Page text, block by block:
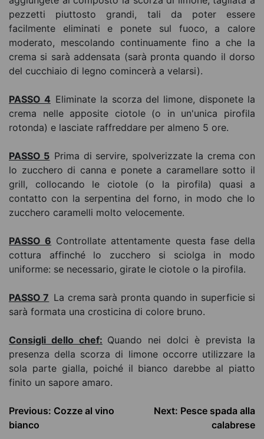
pezzetti piuttosto grandi, tali da poter essere
facilmente eliminati e ponete sul fuoco, a calore
moderato, mescolando continuamente fino a che la
crema si sarà addensata (sarà pronta quando il dorso
del cucchiaio di legno comincerà a velarsi).
PASSO 4 Eliminate la scorza del limone, disponete la
crema nelle apposite ciotole (o in un'unica pirofila
rotonda) e lasciate raffreddare per almeno 5 ore.
PASSO 5 Prima di servire, spolverizzate la crema con
lo zucchero di canna e ponete a caramellare sotto il
grill, collocando le ciotole (o la pirofila) quasi a
contatto con la serpentina del forno, in modo che lo
zucchero caramelli molto velocemente.
PASSO 6 Controllate attentamente questa fase della
cottura affinché lo zucchero si sciolga in modo
uniforme: se necessario, girate le ciotole o la pirofila.
PASSO 7 La crema sarà pronta quando in superficie si
sarà formata una crosticina di colore bruno.
Consigli dello chef: Quando nei dolci è prevista la
presenza della scorza di limone occorre utilizzare la
sola parte gialla, poiché il bianco darebbe al piatto
finito un sapore amaro.
Navegación
de
Previous: Cozze al vino
bianco
Next: Pesce spada alla
calabrese